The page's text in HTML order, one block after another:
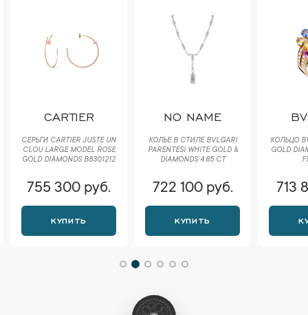
CARTIER
СЕРЬГИ CARTIER JUSTE UN
CLOU LARGE MODEL ROSE
GOLD DIAMONDS B8301212
755 300 руб.
КУПИТЬ
NO NAME
КОЛЬЕ В СТИЛЕ BVLGARI
PARENTESI WHITE GOLD &
DIAMONDS 4.85 CT
722 100 руб.
КУПИТЬ
КОЛЬЦО
GOLD
713